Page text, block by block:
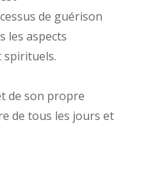
de guérison
les aspects
spirituels.
de son propre
de tous les jours et